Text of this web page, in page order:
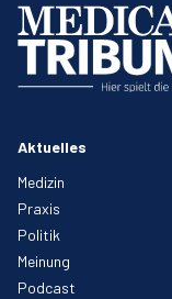
Aktuelles
Medizin
Praxis
Politik
Meinung
Podcast